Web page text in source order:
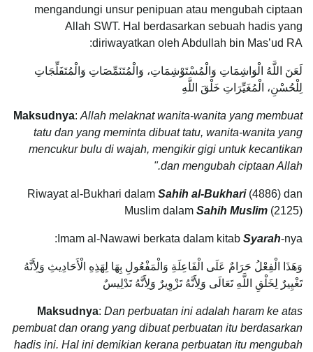
mengandungi unsur penipuan atau mengubah ciptaan
Allah SWT. Hal berdasarkan sebuah hadis yang
diriwayatkan oleh Abdullah bin Mas’ud RA:
لَعَنَ اللَّهُ الْوَاشِمَاتِ وَالْمُسْتَوْشِمَاتِ، وَالْمُتَنَمِّصَاتِ وَالْمُتَفَلِّجَاتِ
لِلْحُسْنِ، الْمُغَيِّرَاتِ خَلْقَ اللَّهِ‏
Maksudnya:Allah melaknat wanita-wanita yang membuat
tatu dan yang meminta dibuat tatu, wanita-wanita yang
mencukur bulu di wajah, mengikir gigi untuk kecantikan
dan mengubah ciptaan Allah."
Riwayat al-Bukhari dalam Sahih al-Bukhari(4886) dan
Muslim dalam Sahih Muslim (2125)
Imam al-Nawawi berkata dalam kitab Syarah-nya:
وَهَذَا الْفِعْلُ حَرَامٌ عَلَى الْفَاعِلَةِ وَالْمَفْعُولِ بِهَا لِهَذِهِ الْأَحَادِيثِ وَلِأَنَّهُ
تَغْيِيرٌ لِخَلْقِ اللَّهِ تَعَالَى وَلِأَنَّهُ تَزْوِيرٌ وَلِأَنَّهُ تَدْلِيسٌ
Maksudnya: Dan perbuatan ini adalah haram ke atas
pembuat dan orang yang dibuat perbuatan itu berdasarkan
hadis ini. Hal ini demikian kerana perbuatan itu mengubah